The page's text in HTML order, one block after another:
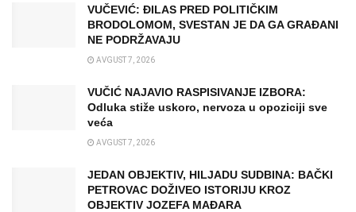
VUČEVIĆ: ĐILAS PRED POLITIČKIM
BRODOLOMOM, SVESTAN JE DA GA GRAĐANI
NE PODRŽAVAJU
AVGUST 7, 2026
VUČIĆ NAJAVIO RASPISIVANJE IZBORA:
Odluka stiže uskoro, nervoza u opoziciji sve
veća
AVGUST 7, 2026
JEDAN OBJEKTIV, HILJADU SUDBINA: BAČKI
PETROVAC DOŽIVEO ISTORIJU KROZ
OBJEKTIV JOZEFA MAĐARA